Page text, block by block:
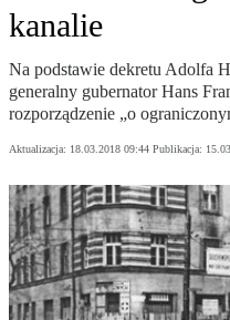
kanalie
Na podstawie dekretu Adolfa
generalny gubernator Hans
rozporządzenie „o
Aktualizacja: 18.03.2018 09:44 Publikacja: